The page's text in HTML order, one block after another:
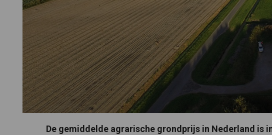
De gemiddelde agrarische grondprijs in Nederland is